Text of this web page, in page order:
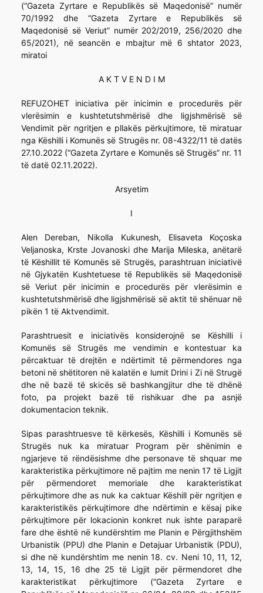
(“Gazeta Zyrtare e Republikës së Maqedonisë” numër
70/1992 dhe “Gazeta Zyrtare e Republikës së
Maqedonisë së Veriut” numër 202/2019, 256/2020 dhe
65/2021), në seancën e mbajtur më 6 shtator 2023,
miratoi
A K T V E N D I M
REFUZOHET iniciativa për inicimin e procedurës për
vlerësimin e kushtetutshmërisë dhe ligjshmërisë së
Vendimit për ngritjen e pllakës përkujtimore, të miratuar
nga Këshilli i Komunës së Strugës nr. 08-4322/11 të datës
27.10.2022 (“Gazeta Zyrtare e Komunës së Strugës” nr. 11
të datë 02.11.2022).
Arsyetim
I
Alen Dereban, Nikolla Kukunesh, Elisaveta Koçoska
Veljanoska, Krste Jovanoski dhe Marija Mileska, anëtarë
të Këshillit të Komunës së Strugës, parashtruan iniciativë
në Gjykatën Kushtetuese të Republikës së Maqedonisë
së Veriut për inicimin e procedurës për vlerësimin e
kushtetutshmërisë dhe ligjshmërisë së aktit të shënuar në
pikën 1 të Aktvendimit.
Parashtruesit e iniciativës konsiderojnë se Këshilli i
Komunës së Strugës me vendimin e kontestuar ka
përcaktuar të drejtën e ndërtimit të përmendores nga
betoni në shëtitoren në kalatën e lumit Drini i Zi në Strugë
dhe në bazë të skicës së bashkangjitur dhe të dhënë
foto, pa projekt bazë të rishikuar dhe pa asnjë
dokumentacion teknik.
Sipas parashtruesve të kërkesës, Këshilli i Komunës së
Strugës nuk ka miratuar Program për shënimin e
ngjarjeve të rëndësishme dhe personave të shquar me
karakteristika përkujtimore në pajtim me nenin 17 të Ligjit
për përmendoret memoriale dhe karakteristikat
përkujtimore dhe as nuk ka caktuar Këshill për ngritjen e
karakteristikës përkujtimore dhe ndërtimin e kësaj pike
përkujtimore për lokacionin konkret nuk ishte paraparë
fare dhe është në kundërshtim me Planin e Përgjithshëm
Urbanistik (PPU) dhe Planin e Detajuar Urbanistik (PDU),
si dhe në kundërshtim me nenin 18. cv. Neni 10, 11, 12,
13, 14, 15, 16 dhe 25 të Ligjit për përmendoret dhe
karakteristikat përkujtimore (“Gazeta Zyrtare e